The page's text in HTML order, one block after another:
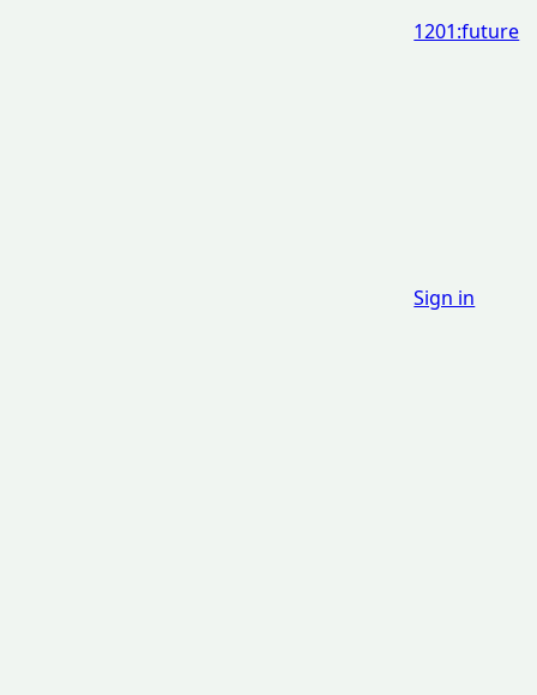
1201:future
Sign in